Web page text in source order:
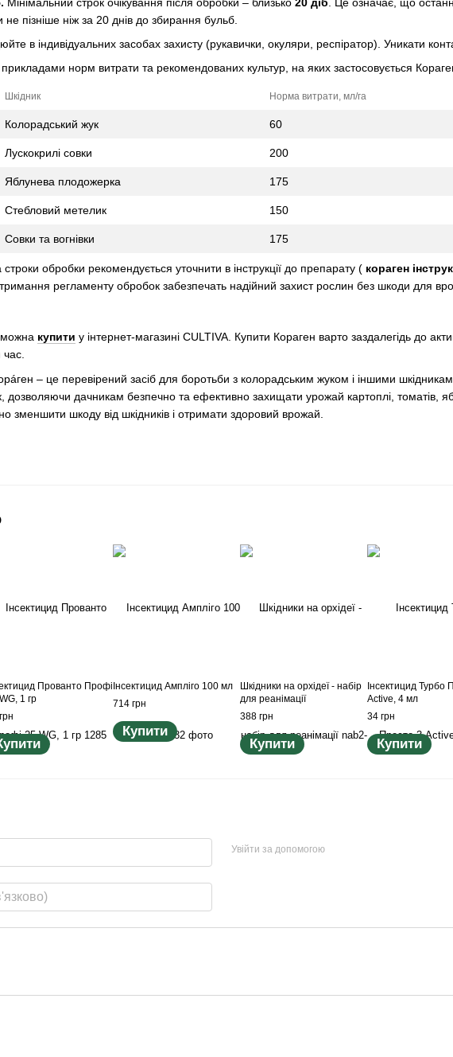
не пізніше ніж за 20 днів до збирання бульб.
в індивідуальних засобах захисту (рукавички, окуляри, респіратор). Уникати
норм витрати та рекомендованих культур, на яких застосовується
Шкідник Норма витрати, мл/га
Колорадський жук 60
Лускокрилі совки 200
Яблунева плодожерка 175
Стебловий метелик 150
Совки та вогнівки 175
обробки рекомендується уточнити в інструкції до препарату ( кораген
регламенту обробок забезпечать надійний захист рослин без шкоди для
купити у інтернет-магазині CULTIVA. Купити Кораген варто заздалегідь до
– це перевірений засіб для боротьби з колорадським жуком і іншими
дачникам безпечно та ефективно захищати урожай картоплі, томатів,
зменшити шкоду від шкідників і отримати здоровий врожай.
Прованто Профі
1 гр
Інсектицид Ампліго 100 мл
714 грн
Купити
Шкідники на орхідеї - набір
для реанімації
388 грн
Купити
Інсектицид Турбо
Active, 4 мл
34 грн
Купити
Увійти за допомогою